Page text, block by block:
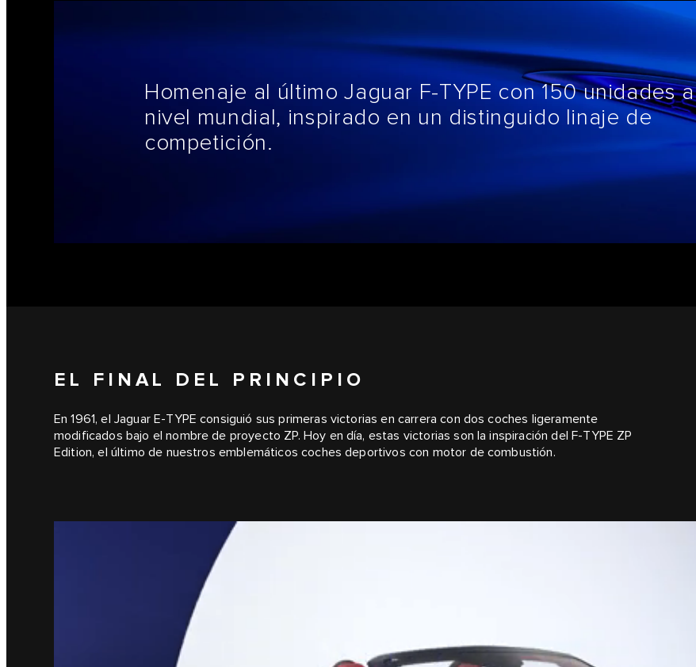
Homenaje al último Jaguar F-TYPE con 150 unidades a
nivel mundial, inspirado en un distinguido linaje de
competición.
EL FINAL DEL PRINCIPIO
En 1961, el Jaguar E-TYPE consiguió sus primeras victorias en carrera con dos coches ligeramente
modificados bajo el nombre de proyecto ZP. Hoy en día, estas victorias son la inspiración del F-TYPE ZP
Edition, el último de nuestros emblemáticos coches deportivos con motor de combustión.